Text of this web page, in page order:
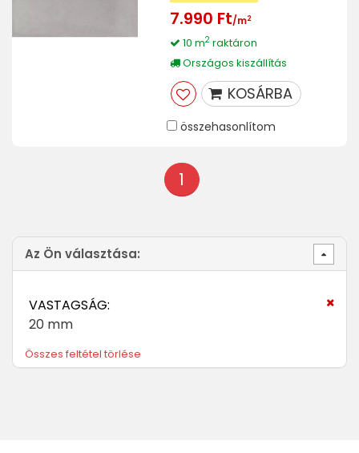
7.990 Ft/m2
10 m2raktáron
Országos kiszállítás
KOSÁRBA
összehasonlítom
1
Az Ön választása:
VASTAGSÁG:
20 mm
Összes feltétel törlése